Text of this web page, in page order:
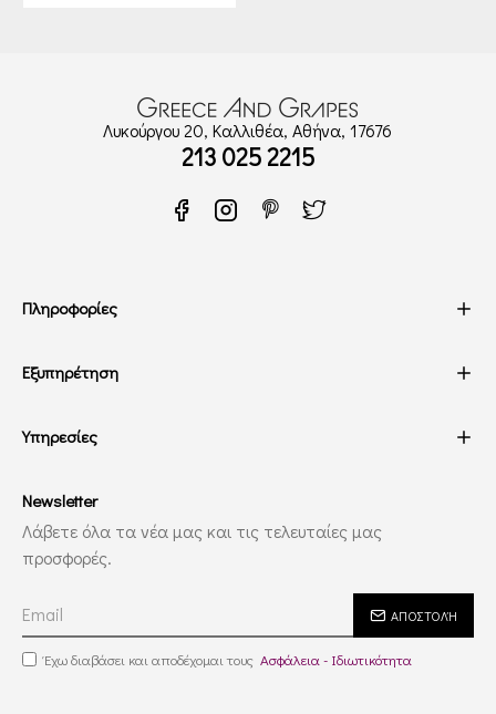
Λυκούργου 20, Καλλιθέα, Αθήνα, 17676
213 025 2215
Πληροφορίες
Εξυπηρέτηση
Υπηρεσίες
Newsletter
Λάβετε όλα τα νέα μας και τις τελευταίες μας
προσφορές.
ΑΠΟΣΤΟΛΉ
Έχω διαβάσει και αποδέχομαι τους Ασφάλεια - Ιδιωτικότητα